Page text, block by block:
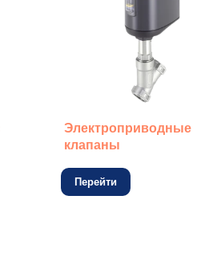
Электроприводные
клапаны
Перейти